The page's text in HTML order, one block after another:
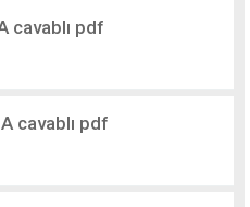
cavablı pdf
cavablı pdf